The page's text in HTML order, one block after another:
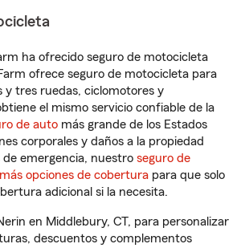
ha ofrecido seguro de motocicleta
ofrece seguro de motocicleta para
y tres ruedas, ciclomotores y
el mismo servicio confiable de la
de auto más grande de los Estados
corporales y daños a la propiedad
de emergencia, nuestro seguro de
más opciones de cobertura para que solo
adicional si la necesita.
en Middlebury, CT, para personalizar
descuentos y complementos